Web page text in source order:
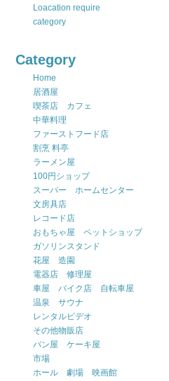
Loacation require
category
Category
Home
居酒屋
喫茶店 カフェ
中華料理
ファーストフード店
割烹 料亭
ラーメン屋
100円ショップ
スーパー ホームセンター
文房具店
レコード店
おもちゃ屋 ペットショップ
ガソリンスタンド
花屋 造園
電器店 修理屋
車屋 バイク店 自転車屋
温泉 サウナ
レンタルビデオ
その他物販店
パン屋 ケーキ屋
市場
ホール 劇場 映画館